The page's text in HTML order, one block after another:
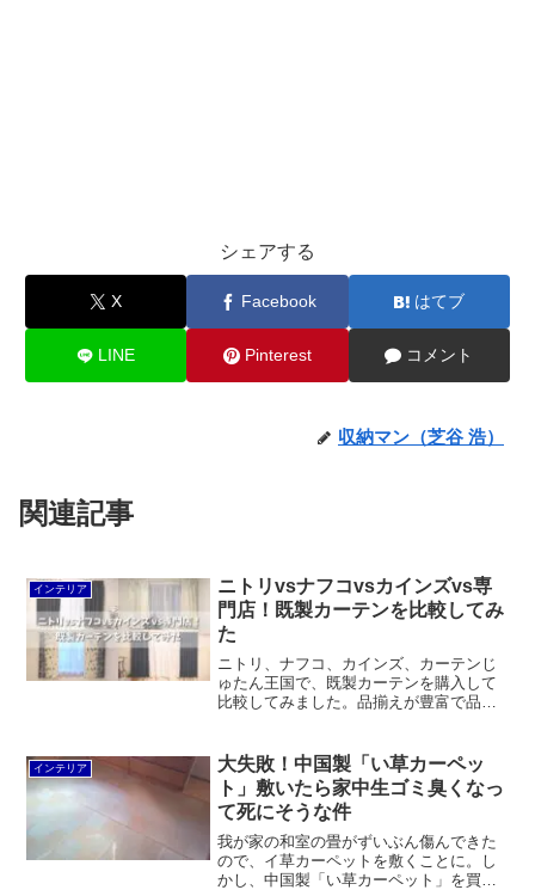
シェアする
X Facebook はてブ
LINE Pinterest コメント
収納マン（芝谷 浩）
関連記事
インテリア
ニトリvsナフコvsカインズvs専
門店！既製カーテンを比較してみ
た
ニトリ、ナフコ、カインズ、カーテンじ
ゅたん王国で、既製カーテンを購入して
比較してみました。品揃えが豊富で品質
だん相当。カーテンじゅうたん王国は専
門店の割りにイマイチ。もっとも最悪だ
ったのはカインズでした。
インテリア
大失敗！中国製「い草カーペッ
ト」敷いたら家中生ゴミ臭くなっ
て死にそうな件
我が家の和室の畳がずいぶん傷んできた
ので、イ草カーペットを敷くことに。し
かし、中国製「い草カーペット」を買っ